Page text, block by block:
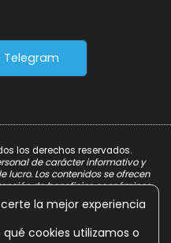
Telegram
los derechos reservados.
de carácter informativo y
Los contenidos se ofrecen
de beneficios económicos.
la mejor experiencia
cookies utilizamos o